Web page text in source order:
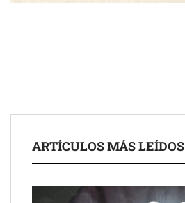
ARTÍCULOS MÁS LEÍDOS